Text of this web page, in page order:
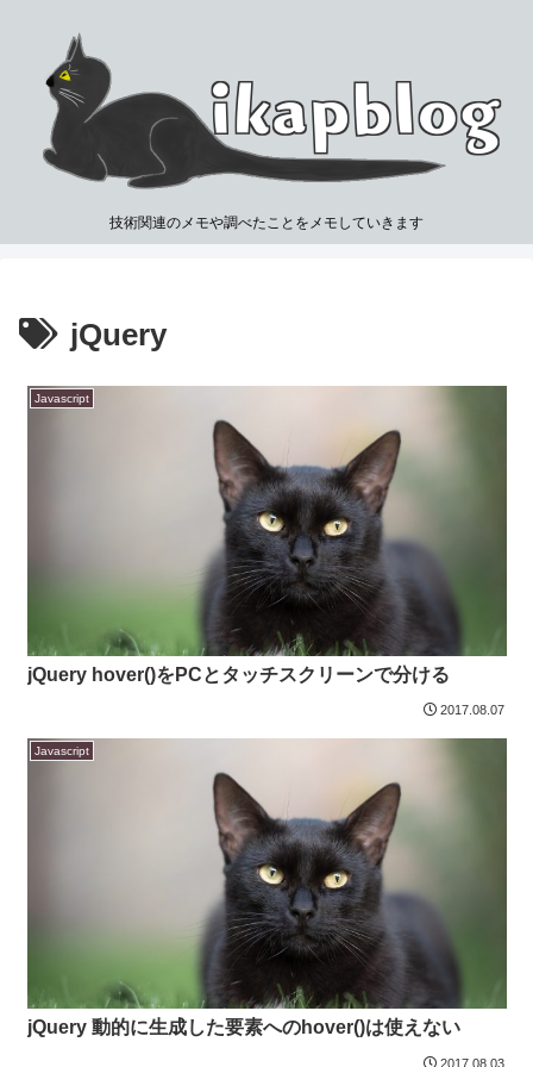
技術関連のメモや調べたことをメモしていきます
jQuery
Javascript
jQuery hover()をPCとタッチスクリーンで分ける
2017.08.07
Javascript
jQuery 動的に生成した要素へのhover()は使えない
2017.08.03